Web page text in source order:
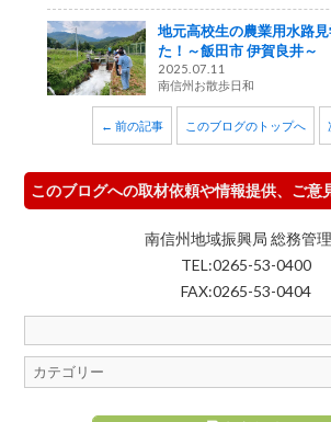
地元高校生の農業用水路
た！～飯田市 伊賀良井～
2025.07.11
南信州お散歩日和
← 前の記事 このブログのトップへ
このブログへの取材依頼や情報提供、ご意
南信州地域振興局 総務管
TEL:0265-53-0400
FAX:0265-53-0404